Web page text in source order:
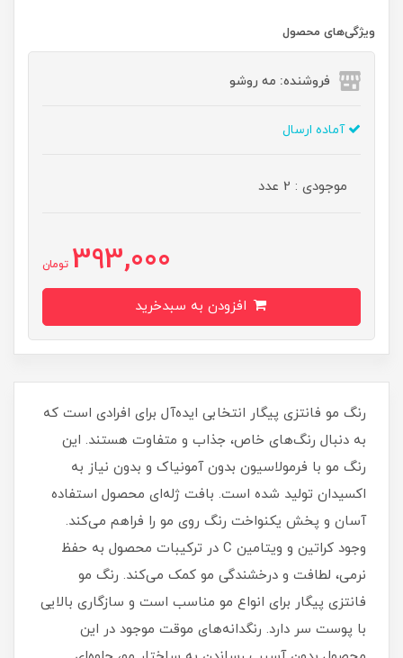
ویژگی‌های محصول
فروشنده: مه رو‌شو
آماده ارسال
موجودی : 2 عدد
393,000 تومان
رنگ مو فانتزی پیگار انتخابی ایده‌آل برای افرادی است که
به دنبال رنگ‌های خاص، جذاب و متفاوت هستند. این
رنگ مو با فرمولاسیون بدون آمونیاک و بدون نیاز به
اکسیدان تولید شده است. بافت ژله‌ای محصول استفاده
آسان و پخش یکنواخت رنگ روی مو را فراهم می‌کند.
وجود کراتین و ویتامین C در ترکیبات محصول به حفظ
نرمی، لطافت و درخشندگی مو کمک می‌کند. رنگ مو
فانتزی پیگار برای انواع مو مناسب است و سازگاری بالایی
با پوست سر دارد. رنگدانه‌های موقت موجود در این